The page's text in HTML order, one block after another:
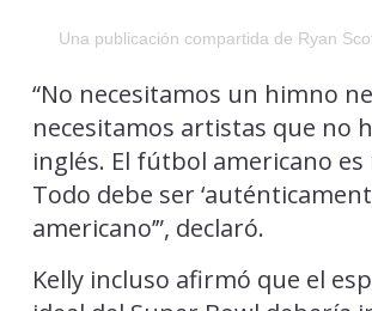
Una publicación compartida de Ryan
“No necesitamos un himno
necesitamos artistas que no
inglés. El fútbol americano
Todo debe ser
americano’”, declaró.
Kelly incluso afirmó que el